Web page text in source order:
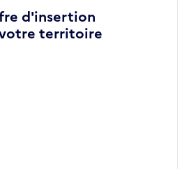
d'insertion
territoire